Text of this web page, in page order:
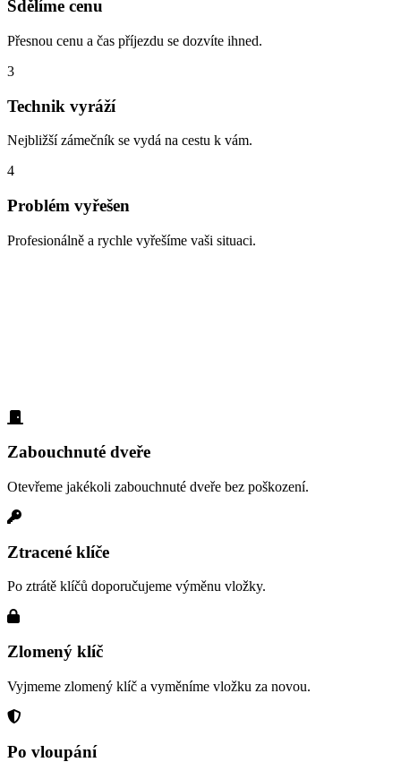
Sdělíme cenu
Přesnou cenu a čas příjezdu se dozvíte ihned.
3
Technik vyráží
Nejbližší zámečník se vydá na cestu k vám.
4
Problém vyřešen
Profesionálně a rychle vyřešíme vaši situaci.
Zabouchnuté dveře
Otevřeme jakékoli zabouchnuté dveře bez poškození.
Ztracené klíče
Po ztrátě klíčů doporučujeme výměnu vložky.
Zlomený klíč
Vyjmeme zlomený klíč a vyměníme vložku za novou.
Po vloupání